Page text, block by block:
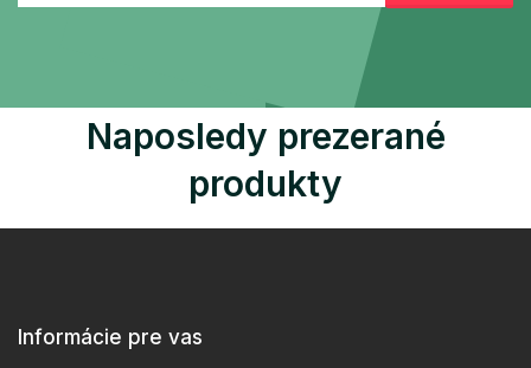
Naposledy prezerané
produkty
Informácie pre vas